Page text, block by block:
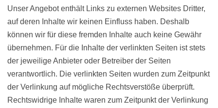
Unser Angebot enthält Links zu externen Websites Dritter,
auf deren Inhalte wir keinen Einfluss haben. Deshalb
können wir für diese fremden Inhalte auch keine Gewähr
übernehmen. Für die Inhalte der verlinkten Seiten ist stets
der jeweilige Anbieter oder Betreiber der Seiten
verantwortlich. Die verlinkten Seiten wurden zum Zeitpunkt
der Verlinkung auf mögliche Rechtsverstöße überprüft.
Rechtswidrige Inhalte waren zum Zeitpunkt der Verlinkung